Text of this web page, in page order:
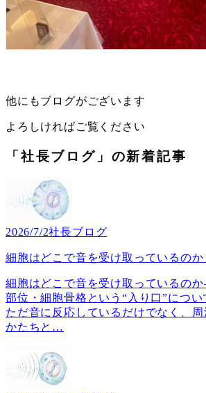
他にもブログがございます
よろしければご覧ください
「社長ブログ」の新着記事
2026/7/2社長ブログ
細胞はどこで音を受け取っているのか
細胞はどこで音を受け取っているの
部位・細胞骨格という“入り口”につ
ただ音に反応しているだけでなく、
かたちと …